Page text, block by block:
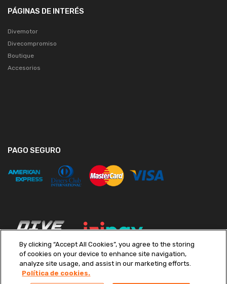
PÁGINAS DE INTERÉS
Divemotor
Divecompromiso
Boutique
Accesorios
PAGO SEGURO
By clicking “Accept All Cookies”, you agree to the storing
of cookies on your device to enhance site navigation,
analyze site usage, and assist in our marketing efforts.
Política de cookies.